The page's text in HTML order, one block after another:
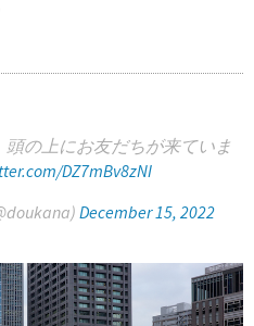
の上にお友だちが来ていま
DZ7mBv8zNI
December 15, 2022